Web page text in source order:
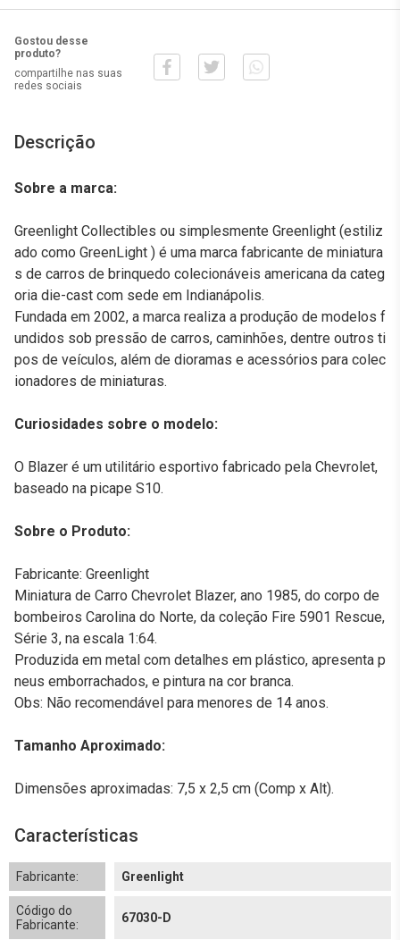
Gostou desse
produto?
compartilhe nas suas
redes sociais
Descrição
Sobre a marca:
Greenlight Collectibles ou simplesmente Greenlight (estiliz
ado como GreenLight ) é uma marca fabricante de miniatura
s de carros de brinquedo colecionáveis americana da categ
oria die-cast com sede em Indianápolis.
Fundada em 2002, a marca realiza a produção de modelos f
undidos sob pressão de carros, caminhões, dentre outros ti
pos de veículos, além de dioramas e acessórios para colec
ionadores de miniaturas.
Curiosidades sobre o modelo:
O Blazer é um utilitário esportivo fabricado pela Chevrolet,
baseado na picape S10.
Sobre o Produto:
Fabricante: Greenlight
Miniatura de Carro Chevrolet Blazer, ano 1985, do corpo de
bombeiros Carolina do Norte, da coleção Fire 5901 Rescue,
Série 3, na escala 1:64.
Produzida em metal com detalhes em plástico, apresenta p
neus emborrachados, e pintura na cor branca.
Obs: Não recomendável para menores de 14 anos.
Tamanho Aproximado:
Dimensões aproximadas: 7,5 x 2,5 cm (Comp x Alt).
Características
Fabricante: Greenlight
Código do
Fabricante:
67030-D